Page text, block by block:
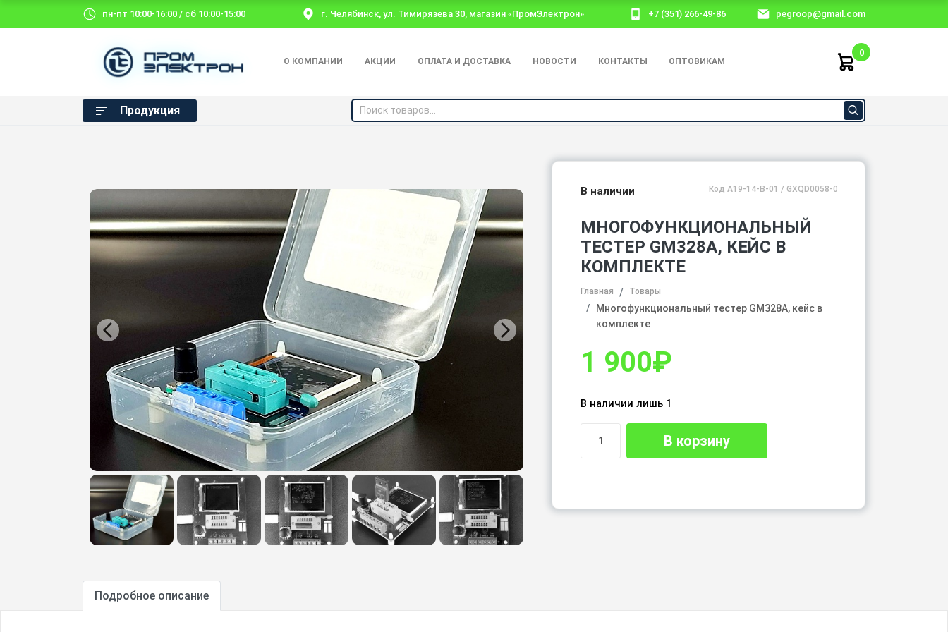
пн-пт 10:00-16:00 / сб 10:00-15:00 г. Челябинск, ул. Тимирязева 30, магазин «ПромЭлектрон» +7 (351) 266-49-86 pegroop@gmail.com
О КОМПАНИИ АКЦИИ ОПЛАТА И ДОСТАВКА НОВОСТИ КОНТАКТЫ ОПТОВИКАМ
0
Продукция
В наличии Код A19-14-B-01 / GXQD0058-001
МНОГОФУНКЦИОНАЛЬНЫЙ
ТЕСТЕР GM328A, КЕЙС В
КОМПЛЕКТЕ
Главная Товары
Многофункциональный тестер GM328A, кейс в
комплекте
1 900₽
В наличии лишь 1
В корзину
Подробное описание